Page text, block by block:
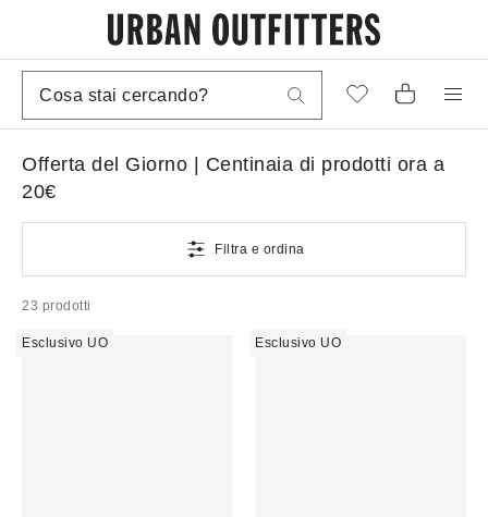
Offerta del Giorno | Centinaia di prodotti ora a
20€
Filtra e ordina
23 prodotti
Esclusivo UO Esclusivo UO